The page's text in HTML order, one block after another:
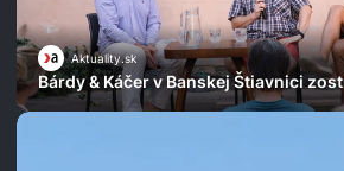
Aktuality.sk
Bárdy & Káčer v Banskej Štiavnici